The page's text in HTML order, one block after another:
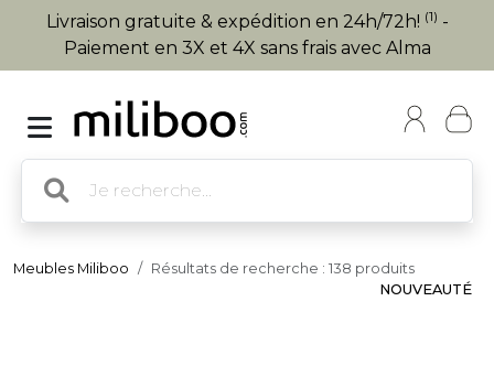
Livraison gratuite & expédition en 24h/72h! (1) -
Paiement en 3X et 4X sans frais avec Alma
Meubles Miliboo
Résultats de recherche : 138 produits
NOUVEAUTÉ